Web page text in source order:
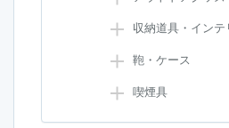
収納道具・インテ
鞄・ケース
喫煙具